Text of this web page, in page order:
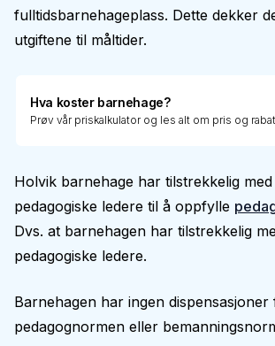
fulltidsbarnehageplass. Dette dekker
utgiftene til måltider.
Hva koster barnehage?
Prøv vår priskalkulator og les alt om pris og
Holvik barnehage har tilstrekkelig
pedagogiske ledere til å oppfylle
Dvs. at barnehagen har tilstrekkelig
pedagogiske ledere.
Barnehagen har ingen dispensasjoner
pedagognormen eller